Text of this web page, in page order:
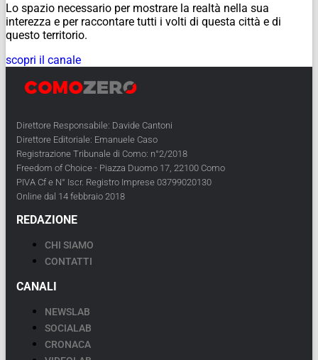
Lo spazio necessario per mostrare la realtà nella sua
interezza e per raccontare tutti i volti di questa città e di
questo territorio.
scopri il canale
Direttore Responsabile: Davide Cantoni
Direttore Editoriale: Emanuele Caso
Registrazione Tribunale di Como: n°2/2018
Freedom of Choice - Piazza Duomo 17, 22100 Como
PIVA Cf e N° Iscr. Registro Imprese 03799020130
Online dal 14 febbraio 2018
REDAZIONE
CHI SIAMO
CONTATTI
CANALI
NEWSLAB
SOCIALAB
CRONACA